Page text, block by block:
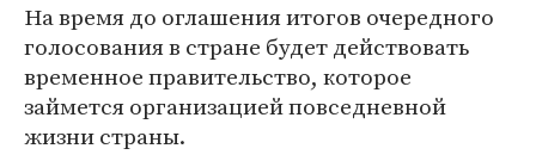
На время до оглашения итогов очередного
голосования в стране будет действовать
временное правительство, которое
займется организацией повседневной
жизни страны.